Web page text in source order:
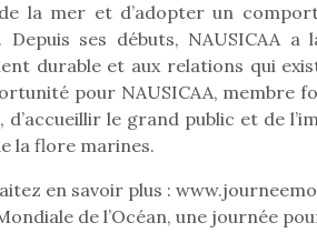
la mer et d’adopter un
Depuis ses débuts, NAUSICAA
durable et aux relations qui
pour NAUSICAA, membre
d’accueillir le grand public et de
la flore marines.
en savoir plus :
de l’Océan, une journée